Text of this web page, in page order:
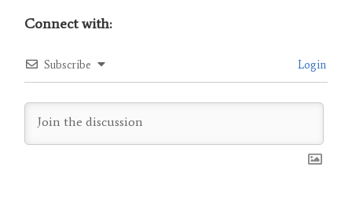
Connect with:
Subscribe Login